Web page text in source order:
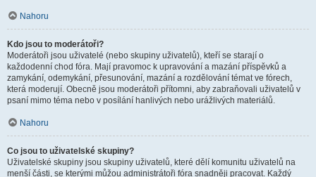
Nahoru
Kdo jsou to moderátoři?
Moderátoři jsou uživatelé (nebo skupiny uživatelů), kteří se starají o
každodenní chod fóra. Mají pravomoc k upravování a mazání příspěvků a
zamykání, odemykání, přesunování, mazání a rozdělování témat ve fórech,
která moderují. Obecně jsou moderátoři přítomni, aby zabraňovali uživatelů v
psaní mimo téma nebo v posílání hanlivých nebo urážlivých materiálů.
Nahoru
Co jsou to uživatelské skupiny?
Uživatelské skupiny jsou skupiny uživatelů, které dělí komunitu uživatelů na
menší části, se kterými můžou administrátoři fóra snadněji pracovat. Každý